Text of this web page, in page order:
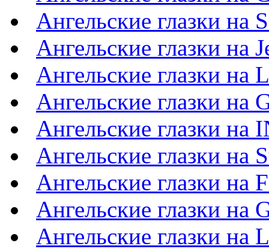
Ангельские глазки на
Ангельские глазки на
Ангельские глазки на
Ангельские глазки на
Ангельские глазки на
Ангельские глазки на
Ангельские глазки на
Ангельские глазки на
Ангельские глазки на